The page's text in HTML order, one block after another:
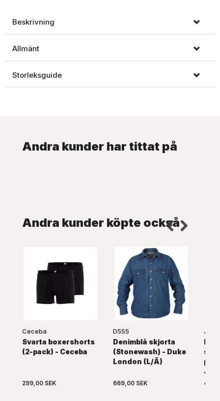
Beskrivning
Allmänt
Storleksguide
Andra kunder har tittat på
Andra kunder köpte också
Ceceba
Svarta boxershorts
(2-pack) - Ceceba
299,00 SEK
D555
Denimblå skjorta
(Stonewash) - Duke
London (L/Ä)
669,00 SEK
Jack